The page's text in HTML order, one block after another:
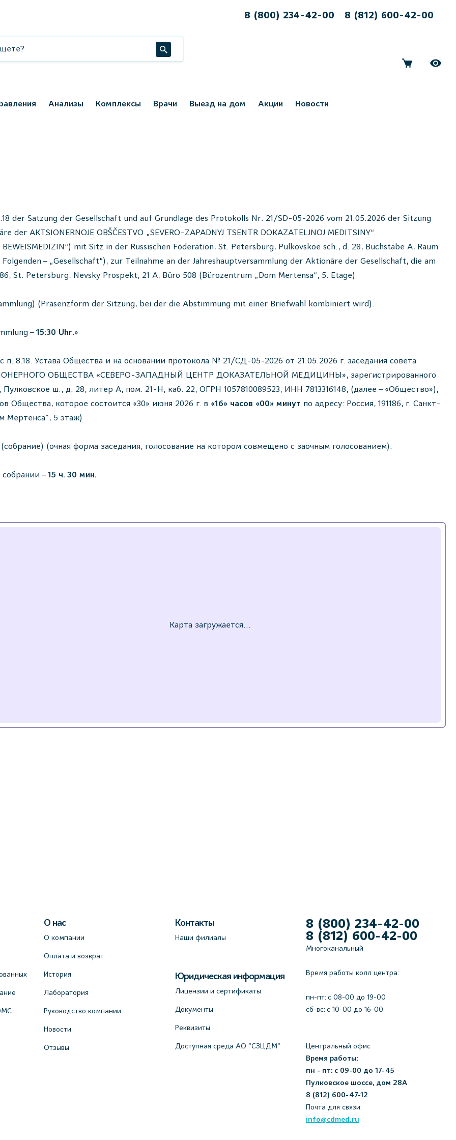
8 (800) 234-42-00 8 (812) 600-42-00
Анализы Комплексы Врачи Выезд на дом Акции Новости
der Satzung der Gesellschaft und auf Grundlage des Protokolls Nr. 21/SD-05-2026 vom 21.05.2026 der Sitzung
AKTSIONERNOJE OBŠČESTVO „SEVERO-ZAPADNYJ TSENTR DOKAZATELJNOJ MEDITSINY“
BEWEISMEDIZIN“) mit Sitz in der Russischen Föderation, St. Petersburg, Pulkovskoe sch., d. 28, Buchstabe A, Raum
Folgenden – „Gesellschaft“), zur Teilnahme an der Jahreshauptversammlung der Aktionäre der Gesellschaft, die am
St. Petersburg, Nevsky Prospekt, 21 A, Büro 508 (Bürozentrum „Dom Mertensa“, 5. Etage)
(Präsenzform der Sitzung, bei der die Abstimmung mit einer Briefwahl kombiniert wird).
–15:30 Uhr.»
8.18. Устава Общества и на основании протокола № 21/СД-05-2026 от 21.05.2026 г. заседания совета
ОБЩЕСТВА «СЕВЕРО-ЗАПАДНЫЙ ЦЕНТР ДОКАЗАТЕЛЬНОЙ МЕДИЦИНЫ», зарегистрированного
ш., д. 28, литер А, пом. 21-Н, каб. 22, ОГРН 1057810089523, ИНН 7813316148, (далее – «Общество»),
Общества, которое состоится «30» июня 2026 г. в «16» часов «00» минут по адресу: Россия, 191186, г. Санкт-
Мертенса", 5 этаж)
(очная форма заседания, голосование на котором совмещено с заочным голосованием).
–15 ч. 30 мин.
О нас
О компании
Оплата и возврат
История
Лаборатория
Руководство компании
Новости
Отзывы
Контакты
Наши филиалы
Юридическая информация
Лицензии и сертификаты
Документы
Реквизиты
Доступная среда АО "СЗЦДМ"
8 (800) 234-42-00
8 (812) 600-42-00
Многоканальный
Время работы колл центра:
пн-пт: c 08-00 до 19-00
сб-вс: с 10-00 до 16-00
Центральный офис
Время работы:
пн - пт: с 09-00 до 17-45
Пулковское шоссе, дом 28А
8 (812) 600-47-12
Почта для связи:
info@cdmed.ru